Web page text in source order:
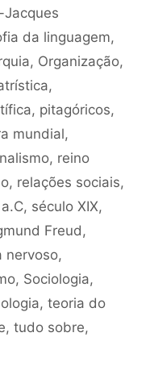
Jacques
da linguagem,
, Organização,
,
, pitagóricos,
mundial,
, reino
, relações sociais,
, século XIX,
Freud ,
nervoso,
, Sociologia,
, teoria do
, tudo sobre,